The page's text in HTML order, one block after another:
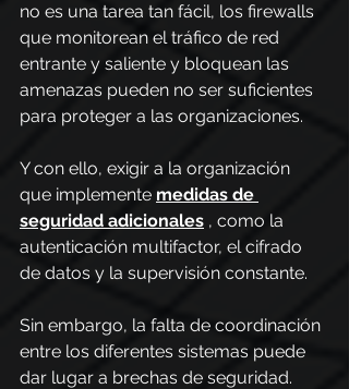
no es una tarea tan fácil, los firewalls
que monitorean el tráfico de red
entrante y saliente y bloquean las
amenazas pueden no ser suficientes
para proteger a las organizaciones.
Y con ello, exigir a la organización
que implemente medidas de
seguridad adicionales , como la
autenticación multifactor, el cifrado
de datos y la supervisión constante.
Sin embargo, la falta de coordinación
entre los diferentes sistemas puede
dar lugar a brechas de seguridad.